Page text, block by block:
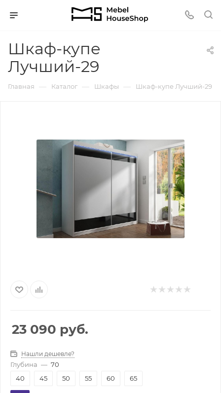
Шкаф-купе
Лучший-29
Главная — Каталог — Шкафы — Шкаф-купе Лучший-29
23 090 руб.
Нашли дешевле?
Глубина — 70
40
45 50 55 60 65